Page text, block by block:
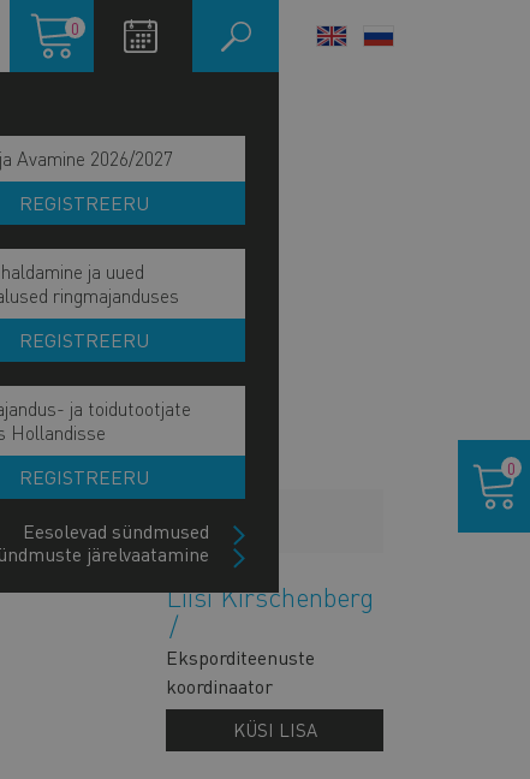
Ostukorv
0
Avamine 2026/2027
REGISTREERU
ja uued
ringmajanduses
REGISTREERU
ja toidutootjate
Hollandisse
REGISTREERU
Eesolevad sündmused
järelvaatamine
LANGUAGE
0
LISAINFO
Liisi Kirschenberg
Eksporditeenuste
koordinaator
KÜSI LISA